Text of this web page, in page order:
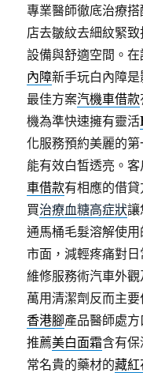
專業醫師徹底治療搭
店去皺紋去細紋緊
設備與舒適空間。
內障新手玩白內障
最佳方案汽機車借款
機為準快速擁有靈活
化服務預約美麗的
能有效白皙透亮。
車借款有相應的借
買治療血糖高症狀讓
通馬桶毛髮溶解使用
市面，減輕疼痛對
維修服務術汽車外
萬用清潔劑反而主
香港腳產品醫師處
推薦美白面霜含有
常名貴的藥材的藏